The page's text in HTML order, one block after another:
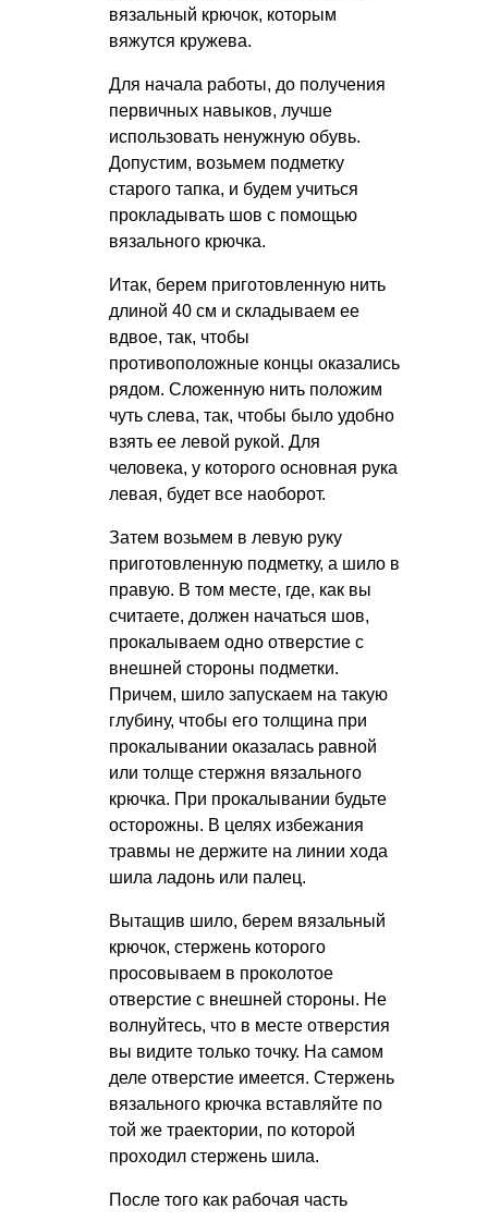
вязальный крючок, которым
вяжутся кружева.
Для начала работы, до получения
первичных навыков, лучше
использовать ненужную обувь.
Допустим, возьмем подметку
старого тапка, и будем учиться
прокладывать шов с помощью
вязального крючка.
Итак, берем приготовленную нить
длиной 40 см и складываем ее
вдвое, так, чтобы
противоположные концы оказались
рядом. Сложенную нить положим
чуть слева, так, чтобы было удобно
взять ее левой рукой. Для
человека, у которого основная рука
левая, будет все наоборот.
Затем возьмем в левую руку
приготовленную подметку, а шило в
правую. В том месте, где, как вы
считаете, должен начаться шов,
прокалываем одно отверстие с
внешней стороны подметки.
Причем, шило запускаем на такую
глубину, чтобы его толщина при
прокалывании оказалась равной
или толще стержня вязального
крючка. При прокалывании будьте
осторожны. В целях избежания
травмы не держите на линии хода
шила ладонь или палец.
Вытащив шило, берем вязальный
крючок, стержень которого
просовываем в проколотое
отверстие с внешней стороны. Не
волнуйтесь, что в месте отверстия
вы видите только точку. На самом
деле отверстие имеется. Стержень
вязального крючка вставляйте по
той же траектории, по которой
проходил стержень шила.
После того как рабочая часть